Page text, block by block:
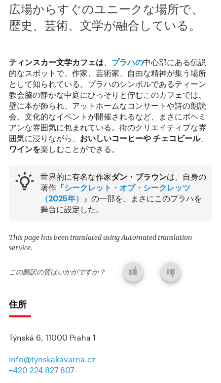
広場からすぐのユニークな場所で、
歴史、芸術、文学が融合している。
ティンスカー文学カフェは プラハの中心部にある伝説
的なスポットで、作家、芸術家、自由な精神が集う場所
として知られている。プラハのシンボルであるティーン
教会脇の静かな中庭にひっそりと佇むこのカフェでは、
壁に本が飾られ、アットホームなコンサートや詩の朗読
会、文化的なイベントが開催されるなど、まさにボヘミ
アンな雰囲気に包まれている。街のクリエイティブな雰
囲気に浸りながら、 おいしいコーヒーや チェコビール、
ワインを楽しむことができる。
世界的に有名な作家ダン・ブラウンは、自身の
著作 『シークレット・オブ・シークレッツ
（2025年）
』の一部を、まさにこのプラハを
舞台に設定した。
This page has been translated using Automated translation
service.
この翻訳の質はいかがですか？
住所
Týnská 6, 11000 Praha 1
info@tynskakavarna.cz
+420 224 827 807